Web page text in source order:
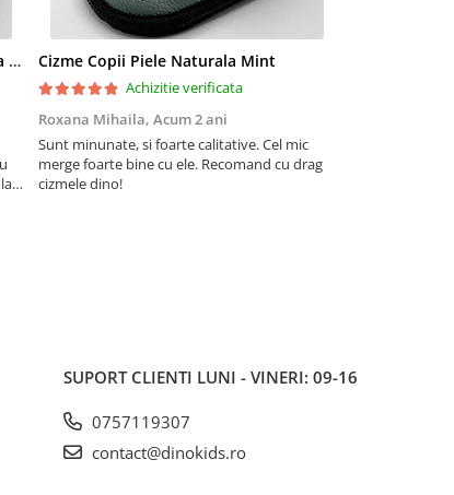
Cizme pentru copii din piele naturala All Pink Cizme Copii Piele Naturala Mint
Achizitie verificata
Roxana Mihaila, Acum 2 ani
Sunt minunate, si foarte calitative. Cel mic
merge foarte bine cu ele. Recomand cu drag
cizmele dino!
SUPORT CLIENTI LUNI - VINERI: 09-16
0757119307
contact@dinokids.ro